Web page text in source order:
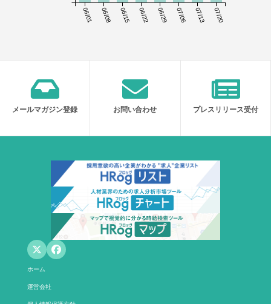
06/01 06/08 06/15 06/22 06/29 07/06 07/13 07/20
メールマガジン登録 お問い合わせ プレスリリース受付
ホーム
運営会社